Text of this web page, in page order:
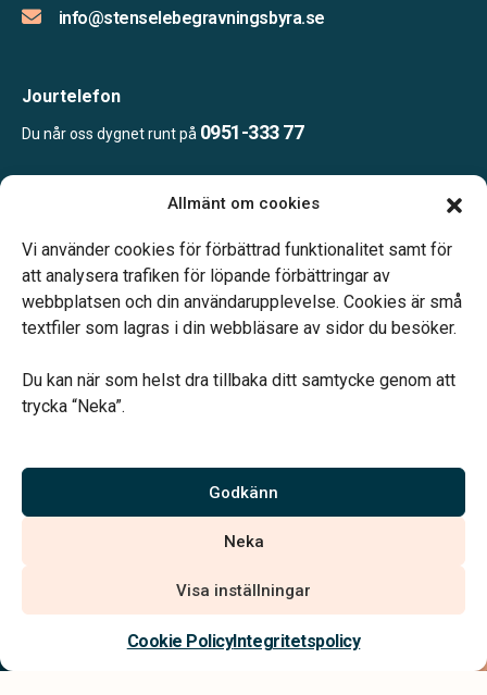
Allmänt om cookies
Vi använder cookies för förbättrad funktionalitet samt för
att analysera trafiken för löpande förbättringar av
webbplatsen och din användarupplevelse. Cookies är små
textfiler som lagras i din webbläsare av sidor du besöker.
Du kan när som helst dra tillbaka ditt samtycke genom att
trycka “Neka”.
Godkänn
Neka
Visa inställningar
Cookie PolicyIntegritetspolicy
Kontakta oss
info@stenselebegravningsbyra.se
Jourtelefon
Du når oss dygnet runt på 0951-333 77
Ring eller mejla oss för att boka en tid.
Vårt systerbolag Verahill hjälper dig med familjejuridiken –
Vi är auktoriserade av Sveriges Begravningsbyråers Förbund och
har högt ställda krav på utbildning, kvalitet, miljö och arbetsmiljö.